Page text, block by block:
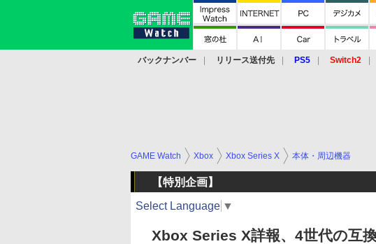
バックナンバー リリース送付先 PS5 Switch2
GAME Watch Xbox Xbox Series X 本体・周辺機器
【特別企画】
Select Language ▼
Xbox Series X詳報、4世代の互